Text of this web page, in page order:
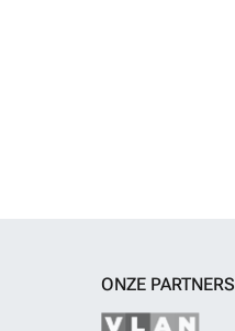
ONZE PARTNERS